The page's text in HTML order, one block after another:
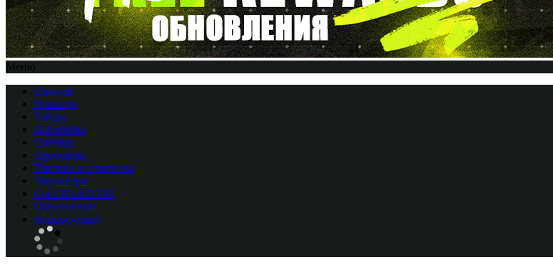
Меню
Главная
Новости
Гайды
Настройка
Оружие
Проблемы
Тактика и стратегия
Эмуляторы
CоD WARZONE
Обновления
Вопрос-ответ